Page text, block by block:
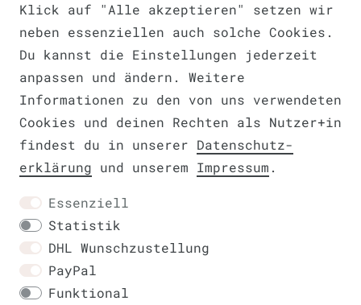
Klick auf "Alle akzeptieren" setzen wir
neben essenziellen auch solche Cookies.
Du kannst die Einstellungen jederzeit
anpassen und ändern. Weitere
Informationen zu den von uns verwendeten
Cookies und deinen Rechten als Nutzer+in
findest du in unserer Daten­schutz­
erklärung und unserem Impressum .
Essenziell
Statistik
DHL Wunschzustellung
PayPal
Funktional
Widerrufs­recht VERTRAG WIDERRUFEN